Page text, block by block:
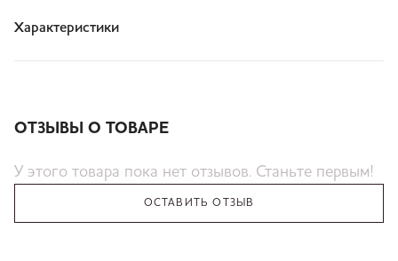
Характеристики
ОТЗЫВЫ О ТОВАРЕ
У этого товара пока нет отзывов. Станьте первым!
ОСТАВИТЬ ОТЗЫВ